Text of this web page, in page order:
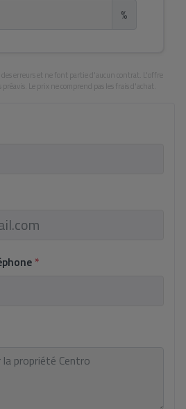
%
erreurs et ne font partie d'aucun contrat. L'offre
Le prix ne comprend pas les frais d'achat.
*